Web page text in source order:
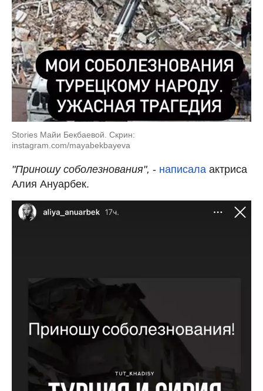
Stories Майи Бекбаевой. Скрин:
instagram.com/mayabekbayeva
"Приношу соболезнования", - написала актриса
Алия Ануарбек.